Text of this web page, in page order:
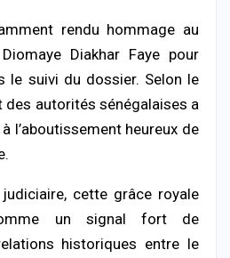
rendu hommage au
Diakhar Faye pour
le suivi du dossier. Selon le
des autorités sénégalaises a
l’aboutissement heureux de
cette grâce royale
un signal fort de
historiques entre le